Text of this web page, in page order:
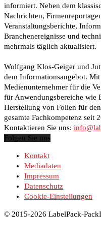
informiert. Neben dem
Nachrichten,
Veranstaltungsberichte,
Branchenereignisse und
mehrmals täglich aktualisiert.
Wolfgang Klos-Geiger und
dem Informationsangebot.
Medienunternehmer für die
für Anwendungsbereiche wie
Herstellung von Folien für
gesamte Fachkompetenz seit
Kontaktieren Sie uns:
Folgen Sie uns
Kontakt
Mediadaten
Impressum
Datenschutz
Cookie-Einstellungen
© 2015-2026 LabelPack-